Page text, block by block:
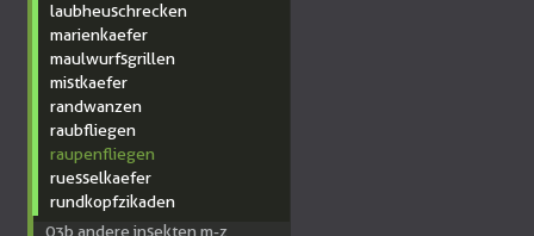
laubheuschrecken
marienkaefer
maulwurfsgrillen
mistkaefer
randwanzen
raubfliegen
raupenfliegen
ruesselkaefer
rundkopfzikaden
03b andere insekten m-z